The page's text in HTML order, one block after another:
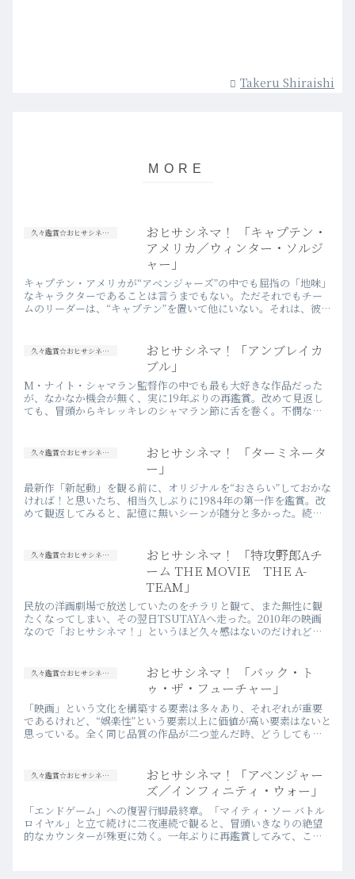
Takeru Shiraishi
久々鑑賞☆おヒサシネマ！
おヒサシネマ！ 「キャプテン・
アメリカ／ウィンター・ソルジ
ャー」
キャプテン・アメリカが“アベンジャーズ”の中でも屈指の「地味」
なキャラクターであることは言うまでもない。ただそれでもチー
ムのリーダーは、“キャプテン”を置いて他にいない。それは、彼の
久々鑑賞☆おヒサシネマ！
おヒサシネマ！「アンブレイカ
ブル」
M・ナイト・シャマラン監督作の中でも最も大好きな作品だった
が、なかなか機会が無く、実に19年ぶりの再鑑賞。改めて見返し
ても、冒頭からキレッキレのシャマラン節に舌を巻く。不憫な息
久々鑑賞☆おヒサシネマ！
おヒサシネマ！ 「ターミネータ
ー」
最新作「新起動」を観る前に、オリジナルを“おさらい”しておかな
ければ！と思いたち、相当久しぶりに1984年の第一作を鑑賞。改
めて観返してみると、記憶に無いシーンが随分と多かった。続編
久々鑑賞☆おヒサシネマ！
おヒサシネマ！ 「特攻野郎Aチ
ーム THE MOVIE THE A-
TEAM」
民放の洋画劇場で放送していたのをチラリと観て、また無性に観
たくなってしまい、その翌日TSUTAYAへ走った。2010年の映画
なので「おヒサシネマ！」というほど久々感はないのだけれど、
久々鑑賞☆おヒサシネマ！
おヒサシネマ！ 「バック・ト
ゥ・ザ・フューチャー」
「映画」という文化を構築する要素は多々あり、それぞれが重要
であるけれど、“娯楽性”という要素以上に価値が高い要素はないと
思っている。全く同じ品質の作品が二つ並んだ時、どうしてもそ
久々鑑賞☆おヒサシネマ！
おヒサシネマ！「アベンジャー
ズ／インフィニティ・ウォー」
「エンドゲーム」への復習行脚最終章。「マイティ・ソー バトル
ロイヤル」と立て続けに二夜連続で観ると、冒頭いきなりの絶望
的なカウンターが殊更に効く。一年ぶりに再鑑賞してみて、これ